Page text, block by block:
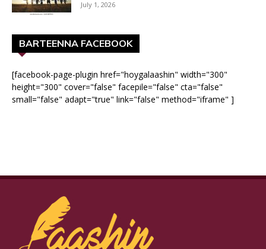
July 1, 2026
BARTEENNA FACEBOOK
[facebook-page-plugin href="hoygalaashin" width="300"
height="300" cover="false" facepile="false" cta="false"
small="false" adapt="true" link="false" method="iframe" ]